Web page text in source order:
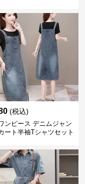
(税込)
ンピース デニムジャン
ート半袖Tシャツセット